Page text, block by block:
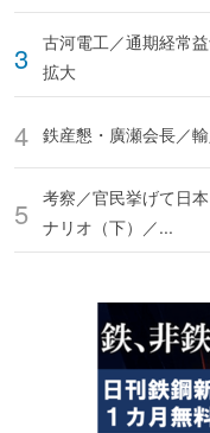
古河電工／通期経常
拡大
鉄産懇・廣瀬会長／
考察／官民挙げて日
ナリオ（下）／...